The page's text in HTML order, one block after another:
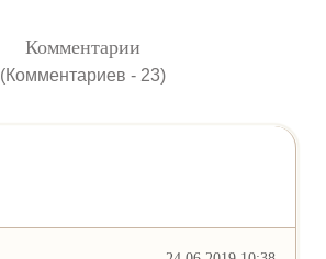
Комментарии
(Комментариев - 23)